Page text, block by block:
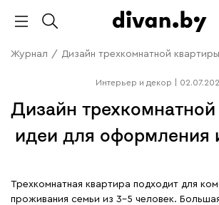
Журнал / Дизайн трехкомнатной
Интерьер и декор
Дизайн
идеи для оформления
Трехкомнатная квартира подходит для
проживания семьи из 3-5 человек.